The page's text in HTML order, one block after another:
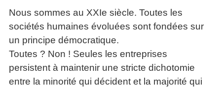
Nous sommes au XXIe siècle. Toutes les
sociétés humaines évoluées sont fondées sur
un principe démocratique.
Toutes ? Non ! Seules les entreprises
persistent à maintenir une stricte dichotomie
entre la minorité qui décident et la majorité qui